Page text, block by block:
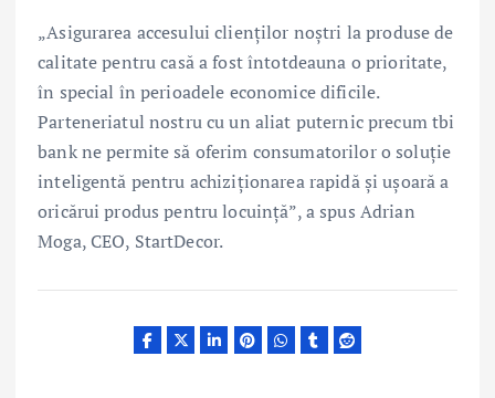
„Asigurarea accesului clienților noștri la produse de
calitate pentru casă a fost întotdeauna o prioritate,
în special în perioadele economice dificile.
Parteneriatul nostru cu un aliat puternic precum tbi
bank ne permite să oferim consumatorilor o soluție
inteligentă pentru achiziționarea rapidă și ușoară a
oricărui produs pentru locuință”, a spus Adrian
Moga, CEO, StartDecor.